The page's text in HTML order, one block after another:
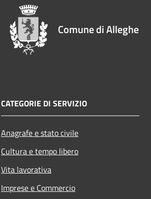
Comune di Alleghe
CATEGORIE DI SERVIZIO
Anagrafe e stato civile
Cultura e tempo libero
Vita lavorativa
Imprese e Commercio